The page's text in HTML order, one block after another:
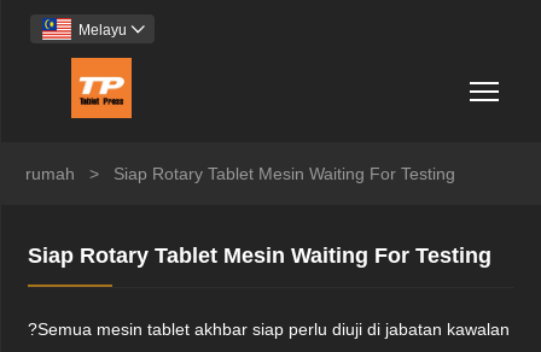
Melayu 
rumah > Siap Rotary Tablet Mesin Waiting For Testing
Siap Rotary Tablet Mesin Waiting For Testing
?Semua mesin tablet akhbar siap perlu diuji di jabatan kawalan